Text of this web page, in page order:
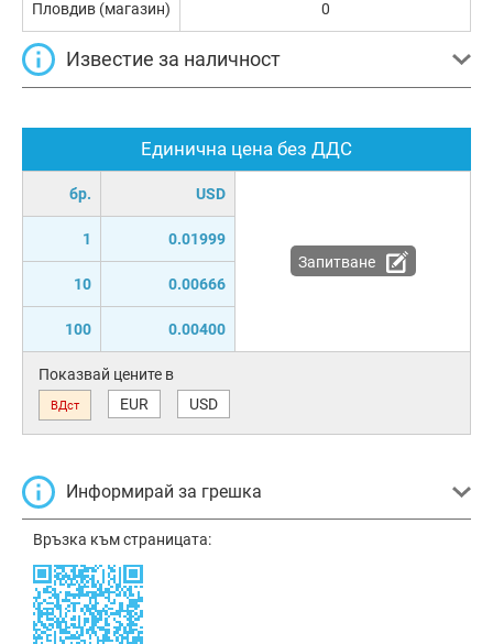
Единична цена без ДДС
бр. USD
1 0.01999
10 0.00666
100 0.00400
Запитване
Показвай цените в
ВДст EUR USD
Информирай за грешка
Връзка към страницата:
Пловдив (магазин) 0
Известие за наличност